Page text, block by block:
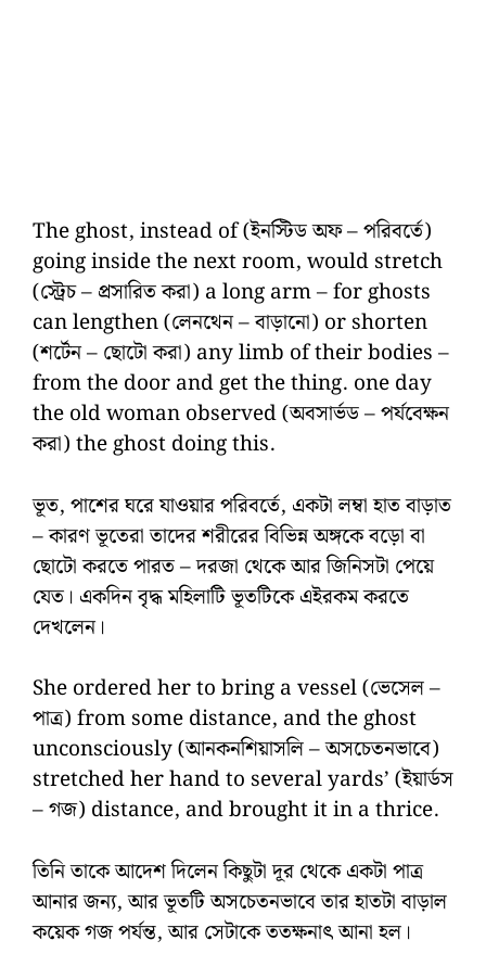
The ghost, instead of (ইনস্টিড অফ – পরিবর্তে)
going inside the next room, would stretch
(স্ট্রেচ – প্রসারিত করা) a long arm – for ghosts
can lengthen (লেনথেন – বাড়ানো) or shorten
(শর্টেন – ছোটো করা) any limb of their bodies –
from the door and get the thing. one day
the old woman observed (অবসার্ভড – পর্যবেক্ষন
করা) the ghost doing this.
ভূত, পাশের ঘরে যাওয়ার পরিবর্তে, একটা লম্বা হাত বাড়াত
– কারণ ভূতেরা তাদের শরীরের বিভিন্ন অঙ্গকে বড়ো বা
ছোটো করতে পারত – দরজা থেকে আর জিনিসটা পেয়ে
যেত। একদিন বৃদ্ধ মহিলাটি ভূতটিকে এইরকম করতে
দেখলেন।
She ordered her to bring a vessel (ভেসেল –
পাত্র) from some distance, and the ghost
unconsciously (আনকনশিয়াসলি – অসচেতনভাবে)
stretched her hand to several yards’ (ইয়ার্ডস
– গজ) distance, and brought it in a thrice.
তিনি তাকে আদেশ দিলেন কিছুটা দূর থেকে একটা পাত্র
আনার জন্য, আর ভূতটি অসচেতনভাবে তার হাতটা বাড়াল
কয়েক গজ পর্যন্ত, আর সেটাকে ততক্ষনাৎ আনা হল।